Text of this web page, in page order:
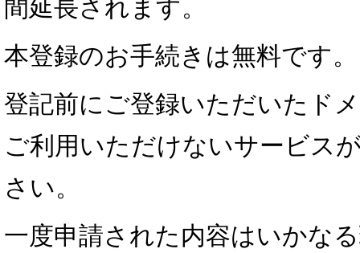
間延長されます。
本登録のお手続きは無料です。
登記前にご登録いただいたド
ご利用いただけないサービス
さい。
一度申請された内容はいかな